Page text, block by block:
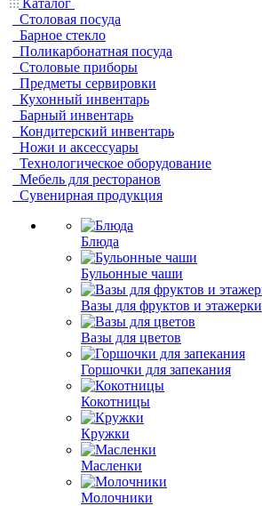
Каталог
Столовая посуда
Барное стекло
Поликарбонатная посуда
Столовые приборы
Предметы сервировки
Кухонный инвентарь
Барный инвентарь
Кондитерский инвентарь
Ножи и аксессуары
Технологическое оборудование
Мебель для ресторанов
Сувенирная продукция
Блюда
Бульонные чаши
Вазы для фруктов и этажерки
Вазы для цветов
Горшочки для запекания
Кокотницы
Кружки
Масленки
Молочники